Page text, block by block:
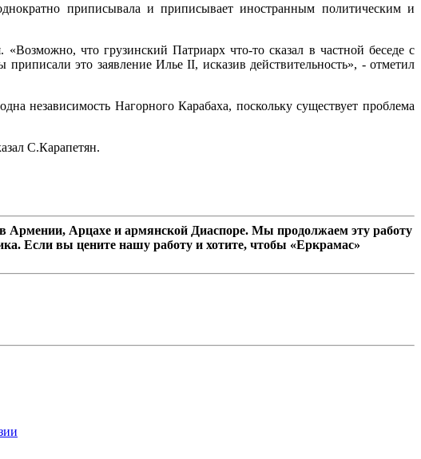
приписывала и приписывает иностранным политическим и
что грузинский Патриарх что-то сказал в частной беседе с
это заявление Илье II, исказив действительность», - отметил
независимость Нагорного Карабаха, поскольку существует проблема
С.Карапетян.
Армении, Арцахе и армянской Диаспоре. Мы продолжаем эту работу
Если вы цените нашу работу и хотите, чтобы «Еркрамас»